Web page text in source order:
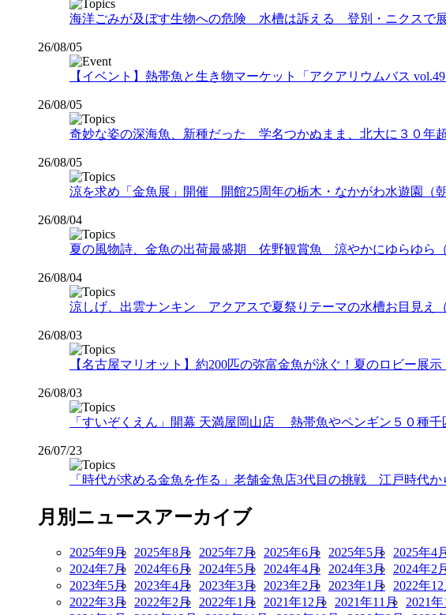
海洋ごみが及ぼす生物への危険 水槽は訴える 登別・ニクスで展
26/08/05
【イベント】熱帯魚と生き物マーケット「アクアリウムバス
26/08/05
奇妙な姿の深海魚、新種だった 学名つかぬまま、北大に３０年超
26/08/05
涼を求め「金魚展」開催 開館25周年の栃木・なかがわ水遊園（朝
26/08/04
夏の風物詩、金魚の出荷最盛期 佐野観賞魚 涼やかにゆらゆら（
26/08/04
涼しげ、出雲ナンキン アクアスで夏祭りテーマの水槽お目見え
26/08/03
【名古屋マリオット】約200匹の弥富金魚が泳ぐ！夏のロビー展
26/08/03
「すいぞくえん」開幕 天満屋岡山店 熱帯魚やペンギン５０種千
26/07/23
「時代が求める金魚を作る」老舗金魚店3代目の挑戦 江戸時代
月別ニュースアーカイブ
2025年9月 2025年8月 2025年7月 2025年6月 2025年5月 2025年4
2024年7月 2024年6月 2024年5月 2024年4月 2024年3月 2024年2
2023年5月 2023年4月 2023年3月 2023年2月 2023年1月 2022年
2022年3月 2022年2月 2022年1月 2021年12月 2021年11月 2021